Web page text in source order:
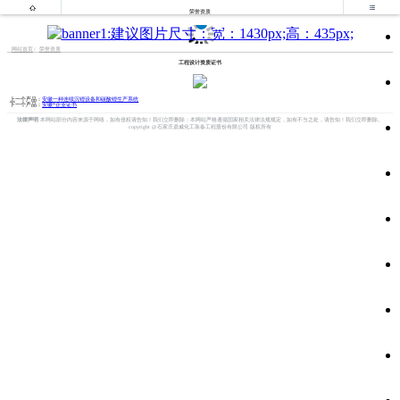

荣誉资质

网站首页 荣誉资质
工程设计资质证书
上一个产品：安徽一种连续沉锂设备和碳酸锂生产系统
下一个产品：安徽*企业证书
法律声明 本网站部分内容来源于网络，如有侵权请告知！我们立即删除；本网站严格遵循国家相关法律法规规定，如有不当之处，请告知！我们立即删除。
copyright @石家庄鼎威化工装备工程股份有限公司 版权所有